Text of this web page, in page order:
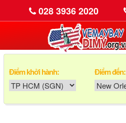
028 3936 2020
Điểm khởi hành: Điểm đến: